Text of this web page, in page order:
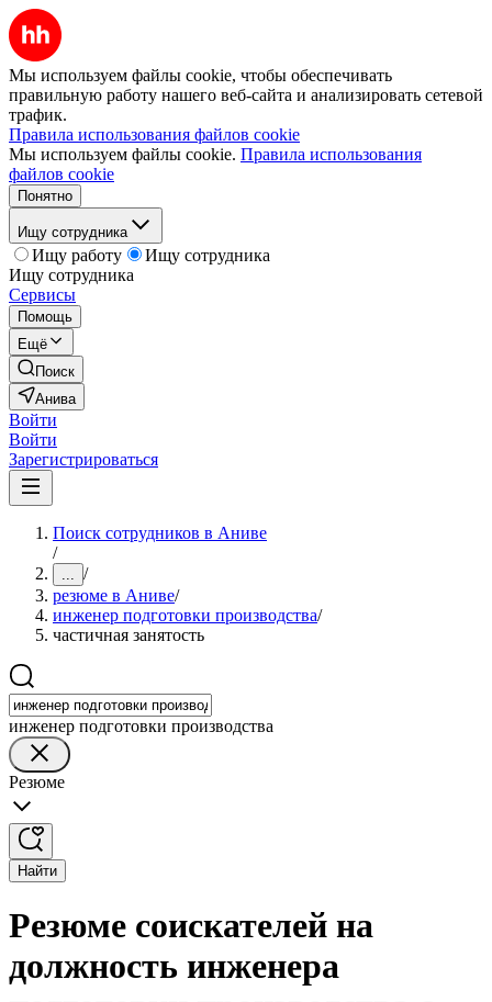
Мы используем файлы cookie, чтобы обеспечивать
правильную работу нашего веб-сайта и анализировать сетевой
трафик.
Правила использования файлов cookie
Мы используем файлы cookie. Правила использования
файлов cookie
Понятно
Ищу сотрудника
Ищу работу
Ищу сотрудника
Ищу сотрудника
Сервисы
Помощь
Ещё
Поиск
Анива
Войти
Войти
Зарегистрироваться
Поиск сотрудников в Аниве
/
... /
резюме в Аниве/
инженер подготовки производства/
частичная занятость
инженер подготовки производства
Резюме
Найти
Резюме соискателей на
должность инженера